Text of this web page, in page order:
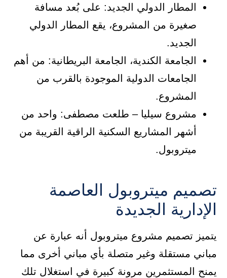
المطار الدولي الجديد: على بُعد مسافة
صغيرة من المشروع، يقع المطار الدولي
الجديد.
الجامعة الكندية، الجامعة البريطانية: من أهم
الجامعات الدولية الموجودة بالقرب من
المشروع.
مشروع سيليا – طلعت مصطفى: واحد من
أشهر المشاريع السكنية الراقية القريبة من
ميتروبول.
تصميم ميتروبول العاصمة
الإدارية الجديدة
يتميز تصميم مشروع ميتروبول أنه عبارة عن
مباني مستقلة وغير متصلة بأي مباني أخرى مما
يمنح المستثمرين مرونة كبيرة في استغلال تلك